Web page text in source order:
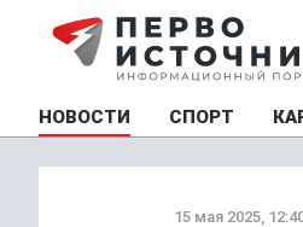
НОВОСТИ СПОРТ
15 мая 2025,